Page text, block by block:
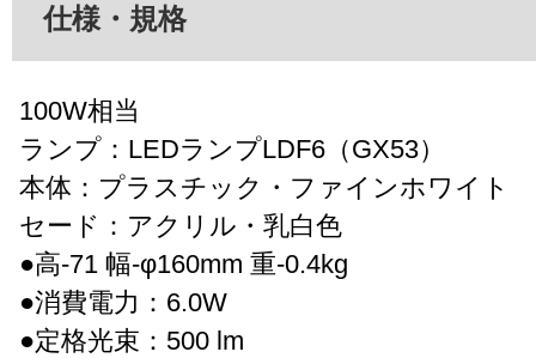
仕様・規格
100W相当
ランプ：LEDランプLDF6（GX53）
本体：プラスチック・ファインホワイト
セード：アクリル・乳白色
●高-71 幅-φ160mm 重-0.4kg
●消費電力：6.0W
●定格光束：500 lm